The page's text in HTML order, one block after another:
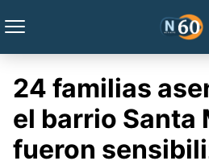
24 familias
el barrio Santa
fueron